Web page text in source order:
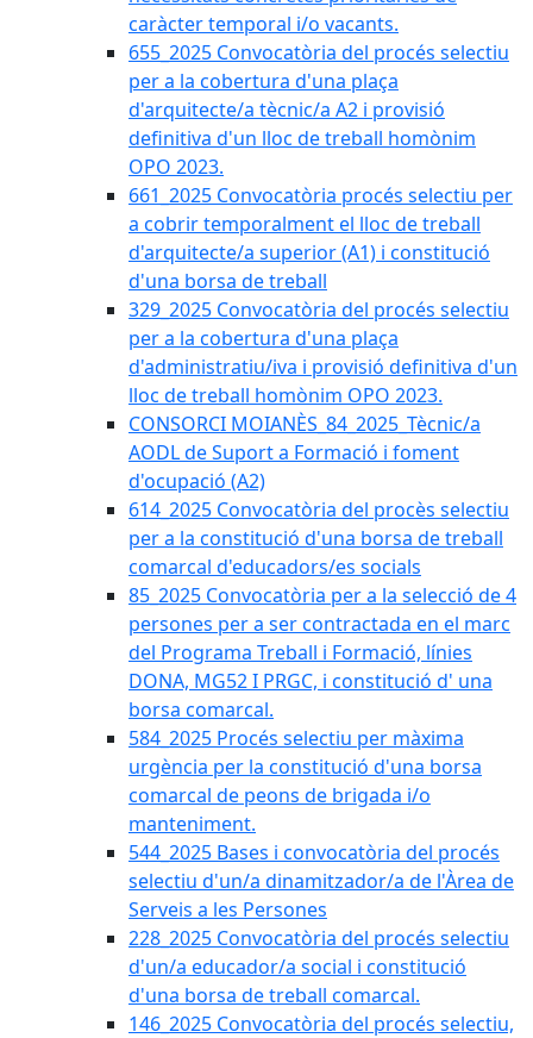
caràcter temporal i/o vacants.
655_2025 Convocatòria del procés selectiu
per a la cobertura d'una plaça
d'arquitecte/a tècnic/a A2 i provisió
definitiva d'un lloc de treball homònim
OPO 2023.
661_2025 Convocatòria procés selectiu per
a cobrir temporalment el lloc de treball
d'arquitecte/a superior (A1) i constitució
d'una borsa de treball
329_2025 Convocatòria del procés selectiu
per a la cobertura d'una plaça
d'administratiu/iva i provisió definitiva d'un
lloc de treball homònim OPO 2023.
CONSORCI MOIANÈS_84_2025_Tècnic/a
AODL de Suport a Formació i foment
d'ocupació (A2)
614_2025 Convocatòria del procès selectiu
per a la constitució d'una borsa de treball
comarcal d'educadors/es socials
85_2025 Convocatòria per a la selecció de 4
persones per a ser contractada en el marc
del Programa Treball i Formació, línies
DONA, MG52 I PRGC, i constitució d' una
borsa comarcal.
584_2025 Procés selectiu per màxima
urgència per la constitució d'una borsa
comarcal de peons de brigada i/o
manteniment.
544_2025 Bases i convocatòria del procés
selectiu d'un/a dinamitzador/a de l'Àrea de
Serveis a les Persones
228_2025 Convocatòria del procés selectiu
d'un/a educador/a social i constitució
d'una borsa de treball comarcal.
146_2025 Convocatòria del procés selectiu,